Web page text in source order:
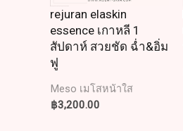
rejuran elaskin
essence เกาหลี 1
สัปดาห์ สวยชัด ฉ่ำ&อิ่ม
ฟู
Meso เมโสหน้าใส
฿3,200.00